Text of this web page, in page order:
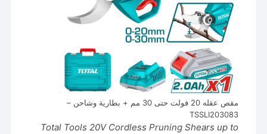
مقص عقله 20 فولت حتى 30 مم + بطارية وشاحن –
TSSLI203083
Total Tools 20V Cordless Pruning Shears up to